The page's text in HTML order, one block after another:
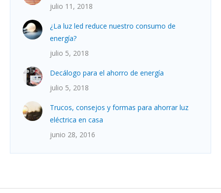
julio 11, 2018
¿La luz led reduce nuestro consumo de
energía?
julio 5, 2018
Decálogo para el ahorro de energía
julio 5, 2018
Trucos, consejos y formas para ahorrar luz
eléctrica en casa
junio 28, 2016